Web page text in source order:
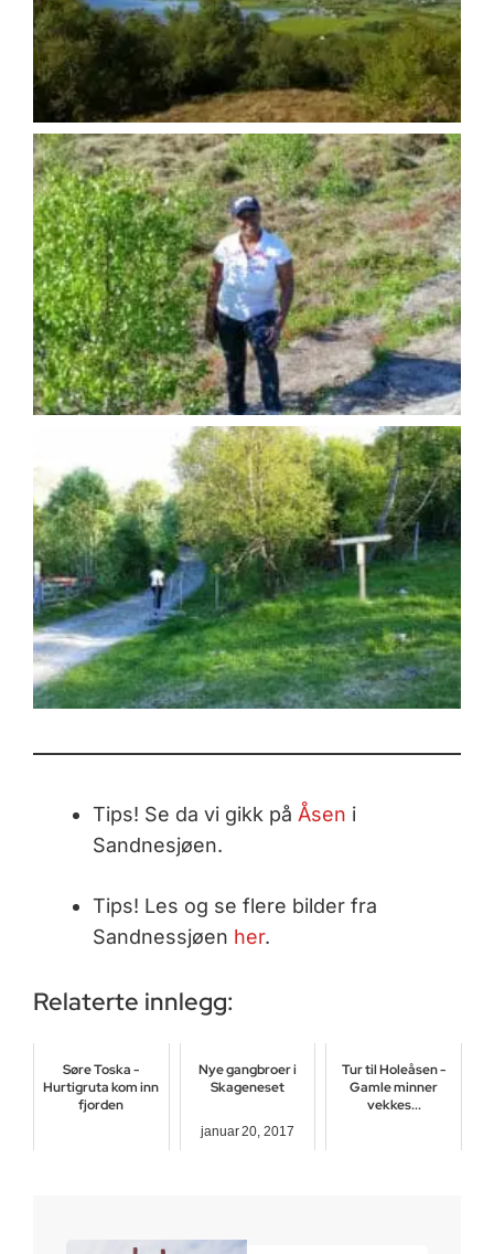
Tips! Se da vi gikk på Åsen i
Sandnesjøen.
Tips! Les og se flere bilder fra
Sandnessjøen her.
Relaterte innlegg:
Søre Toska -
Hurtigruta kom inn
fjorden
Nye gangbroer i
Skageneset
januar 20, 2017
Tur til Holeåsen -
Gamle minner
vekkes...